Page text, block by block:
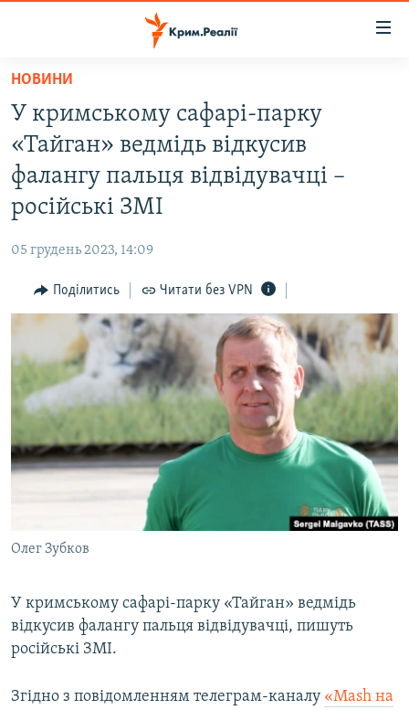
Перейти
основного
матеріалу
Перейти
до
основної
Перейти
пошуку
ВОДА.КРИМ
ВІДЕО ТА ФОТО
ПОЛІТИКА
ПОГЛЯД
ІНТЕРВ'Ю
ВСЕ ЗА ДЕНЬ
СПЕЦПРОЕКТИ
ДЕПОРТАЦІЯ
ВІДЕОУРОКИ «ELIFBE»
СВІДЧЕННЯ ОКУПАЦІЇ
УКРАЇНСЬКА ПРОБЛЕМА КРИМУ
ЯК ОБІЙТИ БЛОКУВАННЯ
Русский
Qırımtatar
Усі сайти RFE/RL
НОВИНИ
У кримському сафарі-парку
«Тайган» ведмідь відкусив
фалангу пальця відвідувачці –
російські ЗМІ
05 грудень 2023, 14:09
Поділитись Читати без VPN
Олег Зубков
У кримському сафарі-парку «Тайган» ведмідь
відкусив фалангу пальця відвідувачці, пишуть
російські ЗМІ.
Згідно з повідомленням телеграм-каналу «Mash на